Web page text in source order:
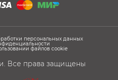
персональных данных
файлов cookie
. Все права защищены